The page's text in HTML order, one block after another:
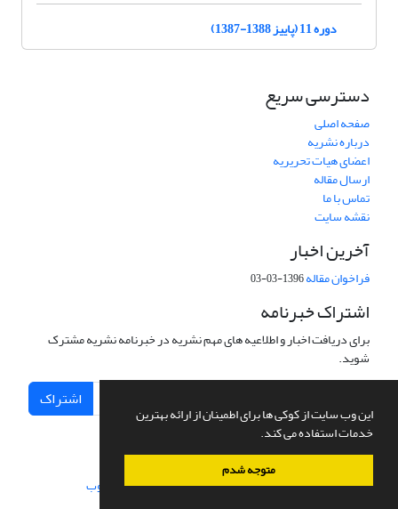
این وب سایت از کوکی ها برای اطمینان از ارائه بهترین
خدمات استفاده می کند.
متوجه شدم
دوره 11 (پاییز 1388-1387)
دسترسی سریع
صفحه اصلی
درباره نشریه
اعضای هیات تحریریه
ارسال مقاله
تماس با ما
نقشه سایت
آخرین اخبار
فراخوان مقاله1396-03-03
اشتراک خبرنامه
برای دریافت اخبار و اطلاعیه های مهم نشریه در خبرنامه نشریه مشترک
شوید.
اشتراک
سامانه مدیریت نشریات علمی.طراحی و پیاده سازی از سیناوب